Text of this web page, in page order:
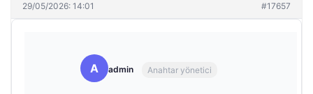
29/05/2026: 14:01 #17657
A admin Anahtar yönetici